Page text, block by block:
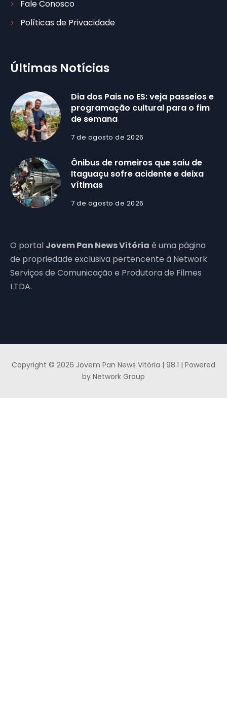
Fale Conosco
Políticas de Privacidade
Últimas Notícias
Dia dos Pais no ES: veja passeios e
programação cultural para o fim
de semana
7 de agosto de 2026
Ônibus de romeiros que saiu de
Itaguaçu sofre acidente e deixa
vítimas
7 de agosto de 2026
O portal Jovem Pan News Vitória é uma página
de propriedade exclusiva pertencente à Network
Serviços de Comunicação e Produtora de Filmes
LTDA.
Copyright © 2026 Jovem Pan News Vitória | 98.1 | Powered
by Network Group